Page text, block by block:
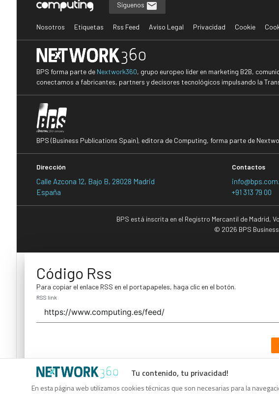
Tu contenido, tu privacidad!
En esta página web utilizamos cookies técnicas que son necesarias para la
Síguenos
Nosotros Etiquetas Rss Feed Aviso Legal Privacidad Cookie
BPS forma parte de Nextwork360, grupo europeo líder en marketing B2B,
conectamos a fabricantes, partners y decisores tecnológicos impulsando la
BPS (Business Publications Spain), editora de Computing, forma parte de
Dirección
Calle Azcona 12, Bajo B, 28028 Madrid
España
Contactos
+91 313 79 00
BPS está inscrita en el Registro Mercantil de Madrid,
© 2026 BPS
Código Rss
Para copiar el enlace RSS en el portapapeles, haga clic en el botón.
RSS link
Código Rss